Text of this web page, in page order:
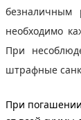
безналичным
необходимо
При
штрафные
При